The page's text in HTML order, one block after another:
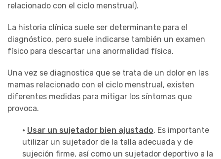
relacionado con el ciclo menstrual).
La historia clínica suele ser determinante para el
diagnóstico, pero suele indicarse también un examen
físico para descartar una anormalidad física.
Una vez se diagnostica que se trata de un dolor en las
mamas relacionado con el ciclo menstrual, existen
diferentes medidas para mitigar los síntomas que
provoca.
· Usar un sujetador bien ajustado. Es importante
utilizar un sujetador de la talla adecuada y de
sujeción firme, así como un sujetador deportivo a la